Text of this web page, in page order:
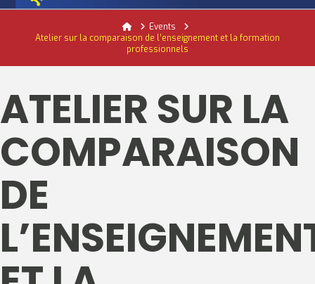
ACTUALITÉ DE L'UNION EUROPÉENNE, ACTUALITÉ DE LA REPRÉSENTATION D’OCCITANIE EUROPE, NUMÉRIQUE- DIGITAL
HomeEvents
Atelier sur la comparaison de l’enseignement et la formation
professionnels
ATELIER SUR LA
COMPARAISON
DE